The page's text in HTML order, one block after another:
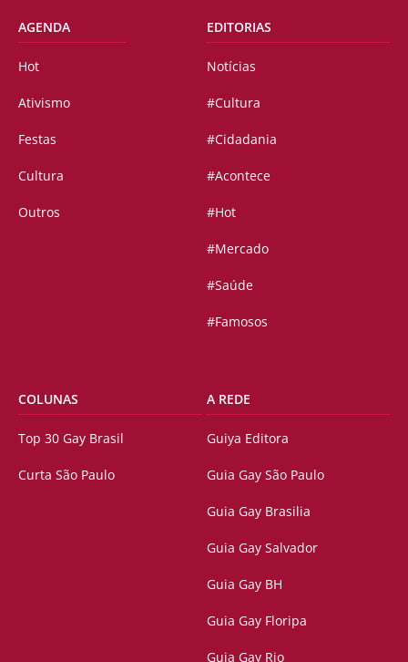
AGENDA
Hot
Ativismo
Festas
Cultura
Outros
EDITORIAS
Notícias
#Cultura
#Cidadania
#Acontece
#Hot
#Mercado
#Saúde
#Famosos
COLUNAS
Top 30 Gay Brasil
Curta São Paulo
A REDE
Guiya Editora
Guia Gay São Paulo
Guia Gay Brasilia
Guia Gay Salvador
Guia Gay BH
Guia Gay Floripa
Guia Gay Rio